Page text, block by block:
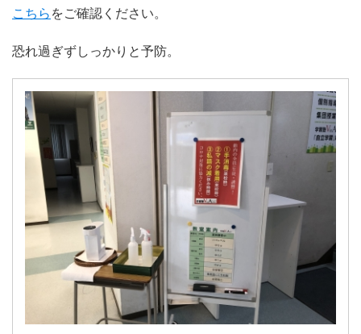
こちら をご確認ください。
恐れ過ぎずしっかりと予防。